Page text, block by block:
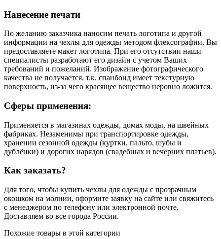
Нанесение печати
По желанию заказчика наносим печать логотипа и другой
информации на чехлы для одежды методом флексографии. Вы
предоставляете макет логотипа. При его отсутствии наши
специалисты разработают его дизайн с учетом Ваших
требований и пожеланий. Изображение фотографического
качества не получается, т.к. спанбонд имеет текстурную
поверхность, из-за чего красящее вещество неровно ложится.
Сферы применения:
Применяется в магазинах одежды, домах моды, на швейных
фабриках. Незаменимы при транспортировке одежды,
хранении сезонной одежды (куртки, пальто, шубы и
дублёнки) и дорогих нарядов (свадебных и вечерних платьев).
Как заказать?
Для того, чтобы купить чехлы для одежды с прозрачным
окошком на молнии, оформите заявку на сайте или свяжитесь
с менеджером по телефону или электронной почте.
Доставляем во все города России.
Похожие товары в этой категории